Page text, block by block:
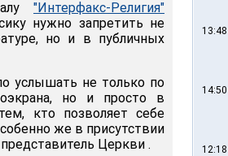
"Интерфакс-Религия"
нужно запретить не
но и в публичных
услышать не только по
но и просто в
кто позволяет себе
же в присутствии
Церкви .
13:48
14:50
12:18